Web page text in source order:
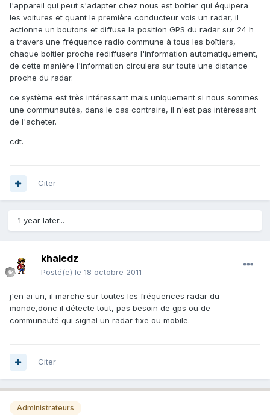
l'appareil qui peut s'adapter chez nous est boitier qui équipera
les voitures et quant le première conducteur vois un radar, il
actionne un boutons et diffuse la position GPS du radar sur 24 h
a travers une fréquence radio commune à tous les boîtiers,
chaque boitier proche rediffusera l'information automatiquement,
de cette manière l'information circulera sur toute une distance
proche du radar.
ce système est très intéressant mais uniquement si nous sommes
une communautés, dans le cas contraire, il n'est pas intéressant
de l'acheter.
cdt.
Citer
1 year later...
khaledz
Posté(e) le 18 octobre 2011
j'en ai un, il marche sur toutes les fréquences radar du
monde,donc il détecte tout, pas besoin de gps ou de
communauté qui signal un radar fixe ou mobile.
Citer
Administrateurs